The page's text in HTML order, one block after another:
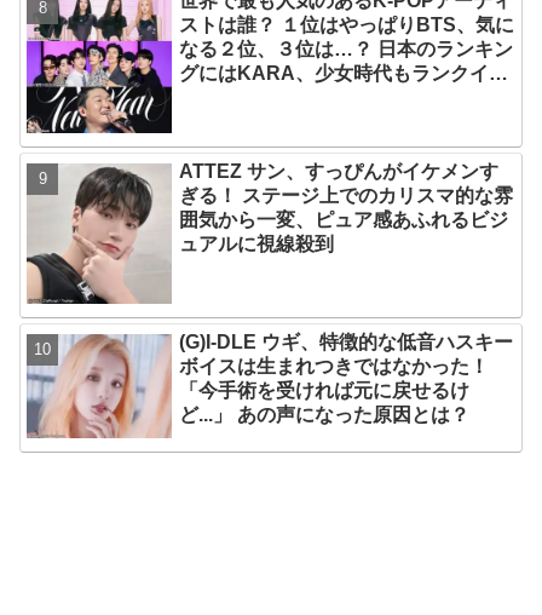
部嘘」
ストは誰？ １位はやっぱりBTS、気に
なる２位、３位は…？ 日本のランキン
グにはKARA、少女時代もランクイ
ATTEZ サン、すっぴんがイケメンす
ぎる！ ステージ上でのカリスマ的な雰
囲気から一変、ピュア感あふれるビジ
ュアルに視線殺到
(G)I-DLE ウギ、特徴的な低音ハスキー
ボイスは生まれつきではなかった！
「今手術を受ければ元に戻せるけ
ど...」 あの声になった原因とは？